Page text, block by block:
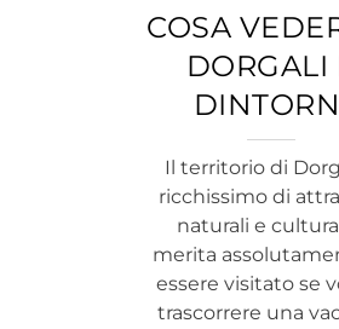
COSA
DORGALI
Il territorio di
ricchissimo di
naturali e
merita
essere visitato se
trascorrere una